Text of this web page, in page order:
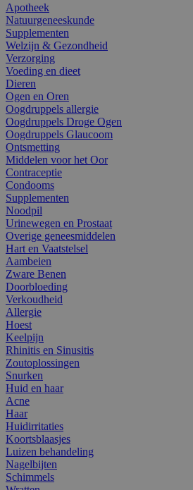
Apotheek
Natuurgeneeskunde
Supplementen
Welzijn & Gezondheid
Verzorging
Voeding en dieet
Dieren
Ogen en Oren
Oogdruppels allergie
Oogdruppels Droge Ogen
Oogdruppels Glaucoom
Ontsmetting
Middelen voor het Oor
Contraceptie
Condooms
Supplementen
Noodpil
Urinewegen en Prostaat
Overige geneesmiddelen
Hart en Vaatstelsel
Aambeien
Zware Benen
Doorbloeding
Verkoudheid
Allergie
Hoest
Keelpijn
Rhinitis en Sinusitis
Zoutoplossingen
Snurken
Huid en haar
Acne
Haar
Huidirritaties
Koortsblaasjes
Luizen behandeling
Nagelbijten
Schimmels